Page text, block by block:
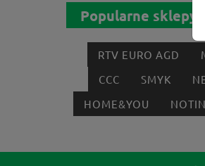
Popularne sklepy
RTV EURO AGD
CCC
SMYK
HOME&YOU